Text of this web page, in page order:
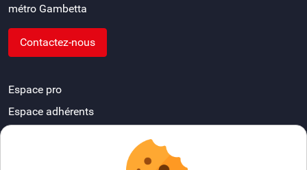
métro Gambetta
Contactez-nous
Espace pro
Espace adhérents